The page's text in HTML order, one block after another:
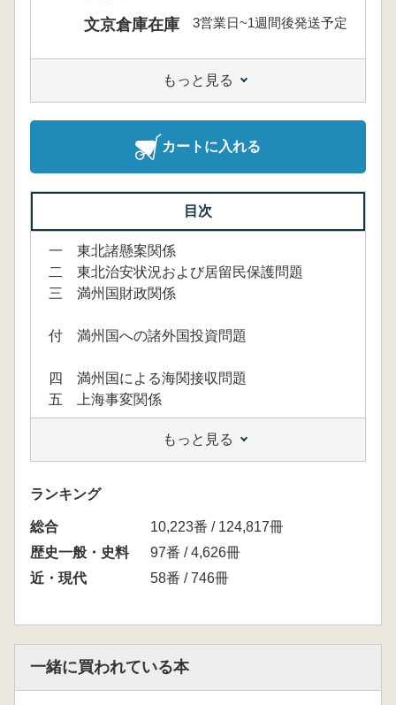
文京倉庫在庫
3営業日~1週間後発送予定
もっと見る
カートに入れる
目次
一 東北諸懸案関係
二 東北治安状況および居留民保護問題
三 満州国財政関係
付 満州国への諸外国投資問題
四 満州国による海関接収問題
五 上海事変関係
付 上海仏国租界捜索問題
六 中国政情
付一 共産軍の福建省進出問題
付二 中ソ国交回復問題
七 中国関税問題
もっと見る
ランキング
総合
10,223番 / 124,817冊
歴史一般・史料
97番 / 4,626冊
近・現代
58番 / 746冊
一緒に買われている本